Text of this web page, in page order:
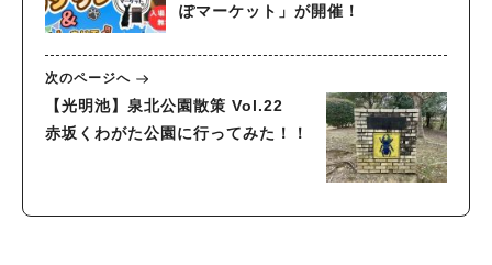
ぽマーケット」が開催！
次のページへ
【光明池】泉北公園散策 Vol.22
赤坂くわがた公園に行ってみた！！